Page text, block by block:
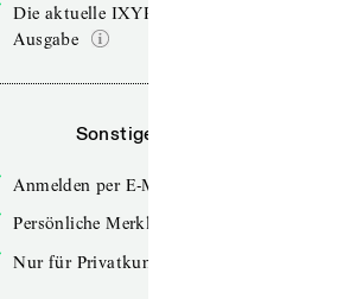
Die aktuelle IXYPSILONZETT-
Ausgabe
Sonstiges
Anmelden per E-Mail
Persönliche Merklisten
Nur für Privatkunden